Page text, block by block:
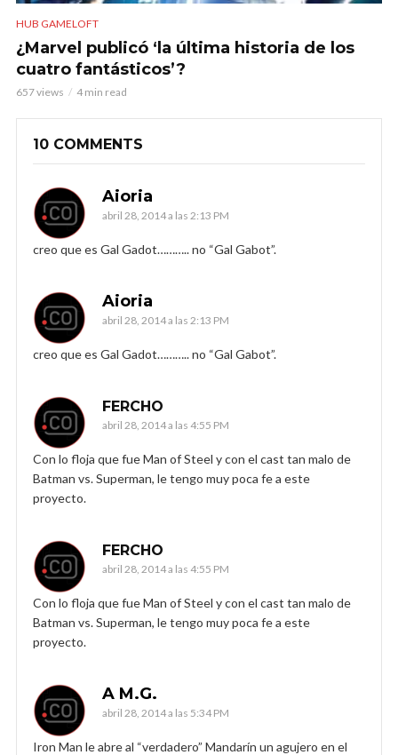
HUB GAMELOFT
¿Marvel publicó ‘la última historia de los
cuatro fantásticos’?
657 views 4 min read
10 COMMENTS
Aioria
abril 28, 2014 a las 2:13 PM
creo que es Gal Gadot……….. no “Gal Gabot”.
Aioria
abril 28, 2014 a las 2:13 PM
creo que es Gal Gadot……….. no “Gal Gabot”.
FERCHO
abril 28, 2014 a las 4:55 PM
Con lo floja que fue Man of Steel y con el cast tan malo de
Batman vs. Superman, le tengo muy poca fe a este
proyecto.
FERCHO
abril 28, 2014 a las 4:55 PM
Con lo floja que fue Man of Steel y con el cast tan malo de
Batman vs. Superman, le tengo muy poca fe a este
proyecto.
A M.G.
abril 28, 2014 a las 5:34 PM
Iron Man le abre al “verdadero” Mandarín un agujero en el